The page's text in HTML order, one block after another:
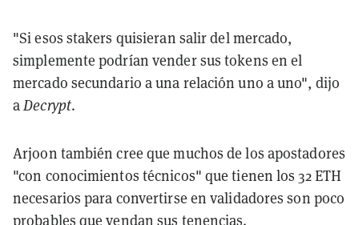
"Si esos stakers quisieran salir del mercado,
simplemente podrían vender sus tokens en el
mercado secundario a una relación uno a uno", dijo
aDecrypt.
Arjoon también cree que muchos de los apostadores
"con conocimientos técnicos" que tienen los 32 ETH
necesarios para convertirse en validadores son poco
probables que vendan sus tenencias.